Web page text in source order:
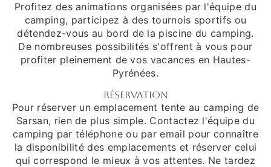
Profitez des animations organisées par l'équipe du
camping, participez à des tournois sportifs ou
détendez-vous au bord de la piscine du camping.
De nombreuses possibilités s'offrent à vous pour
profiter pleinement de vos vacances en Hautes-
Pyrénées.
Réservation
Pour réserver un emplacement tente au camping de
Sarsan, rien de plus simple. Contactez l'équipe du
camping par téléphone ou par email pour connaître
la disponibilité des emplacements et réserver celui
qui correspond le mieux à vos attentes. Ne tardez